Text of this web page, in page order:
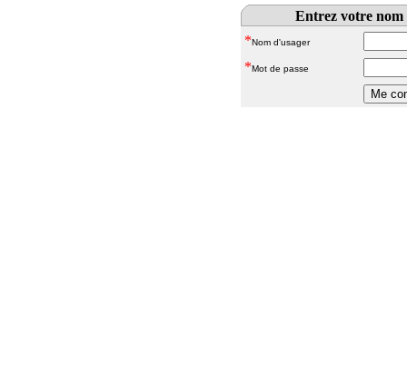
Entrez votre nom
*Nom d'usager
*Mot de passe